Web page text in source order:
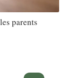
parents